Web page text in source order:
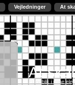
Vejledninger At
At
Et indblik i mine